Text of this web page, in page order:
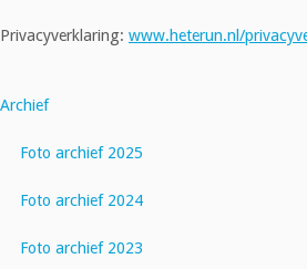
Privacyverklaring: www.heterun.nl/
Archief
Foto archief 2025
Foto archief 2024
Foto archief 2023